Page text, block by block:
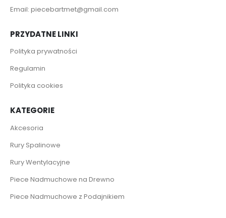
Email: piecebartmet@gmail.com
PRZYDATNE LINKI
Polityka prywatności
Regulamin
Polityka cookies
KATEGORIE
Akcesoria
Rury Spalinowe
Rury Wentylacyjne
Piece Nadmuchowe na Drewno
Piece Nadmuchowe z Podajnikiem